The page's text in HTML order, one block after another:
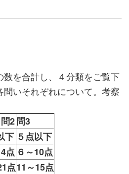
を合計し、４分類をご覧下
問いそれぞれについて。考察
2問3
下 ５点以下
点 ６～10点
点11～15点